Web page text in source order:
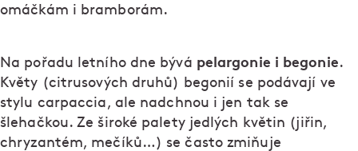
omáčkám i bramborám.
Na pořadu letního dne bývá pelargonie i begonie.
Květy (citrusových druhů) begonií se podávají ve
stylu carpaccia, ale nadchnou i jen tak se
šlehačkou. Ze široké palety jedlých květin (jiřin,
chryzantém, mečíků…) se často zmiňuje